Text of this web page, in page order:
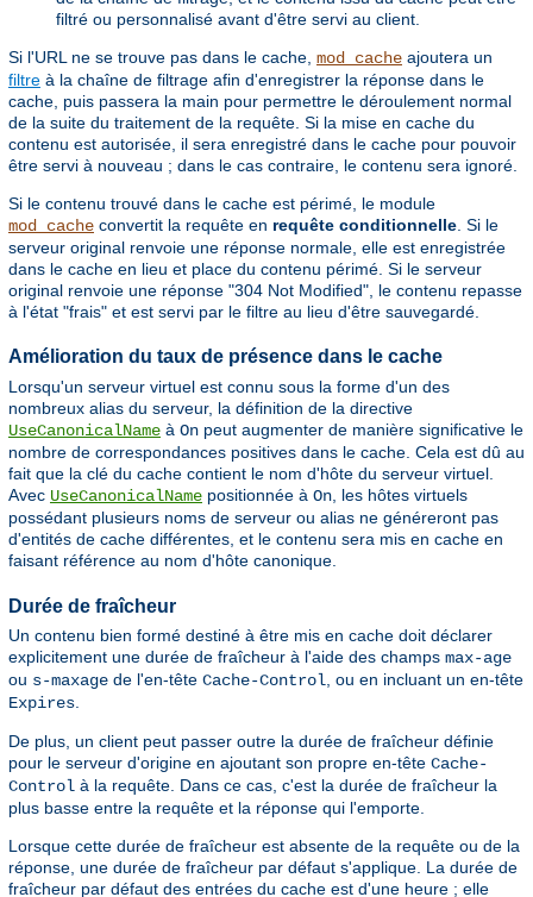
filtré ou personnalisé avant d'être servi au client.
Si l'URL ne se trouve pas dans le cache, mod_cache ajoutera un
filtre à la chaîne de filtrage afin d'enregistrer la réponse dans le
cache, puis passera la main pour permettre le déroulement normal
de la suite du traitement de la requête. Si la mise en cache du
contenu est autorisée, il sera enregistré dans le cache pour pouvoir
être servi à nouveau ; dans le cas contraire, le contenu sera ignoré.
Si le contenu trouvé dans le cache est périmé, le module
mod_cache convertit la requête en requête conditionnelle . Si le
serveur original renvoie une réponse normale, elle est enregistrée
dans le cache en lieu et place du contenu périmé. Si le serveur
original renvoie une réponse "304 Not Modified", le contenu repasse
à l'état "frais" et est servi par le filtre au lieu d'être sauvegardé.
Amélioration du taux de présence dans le cache
Lorsqu'un serveur virtuel est connu sous la forme d'un des
nombreux alias du serveur, la définition de la directive
UseCanonicalName à On peut augmenter de manière significative le
nombre de correspondances positives dans le cache. Cela est dû au
fait que la clé du cache contient le nom d'hôte du serveur virtuel.
Avec UseCanonicalName positionnée à On , les hôtes virtuels
possédant plusieurs noms de serveur ou alias ne généreront pas
d'entités de cache différentes, et le contenu sera mis en cache en
faisant référence au nom d'hôte canonique.
Durée de fraîcheur
Un contenu bien formé destiné à être mis en cache doit déclarer
explicitement une durée de fraîcheur à l'aide des champs max-age
ou s-maxage de l'en-tête Cache-Control , ou en incluant un en-tête
Expires
De plus, un client peut passer outre la durée de fraîcheur définie
pour le serveur d'origine en ajoutant son propre en-tête Cache-
Control à la requête. Dans ce cas, c'est la durée de fraîcheur la
plus basse entre la requête et la réponse qui l'emporte.
Lorsque cette durée de fraîcheur est absente de la requête ou de la
réponse, une durée de fraîcheur par défaut s'applique. La durée de
fraîcheur par défaut des entrées du cache est d'une heure ; elle